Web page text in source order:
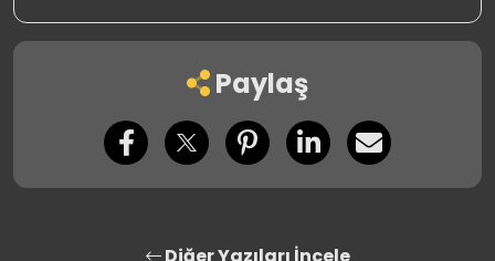
Paylaş
Diğer Yazıları İncele